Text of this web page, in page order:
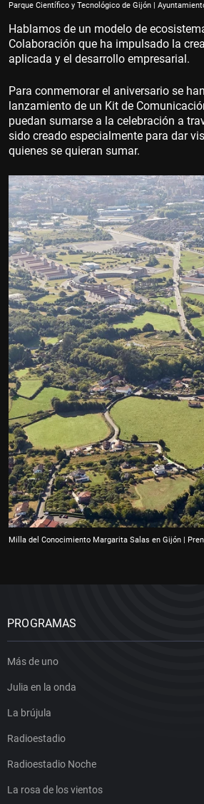
Parque Científico y Tecnológico de Gijón |
Hablamos de un modelo de
Colaboración que ha impulsado la
aplicada y el desarrollo empresarial.
Para conmemorar el aniversario se
lanzamiento de un Kit de
puedan sumarse a la celebración a
sido creado especialmente para dar
quienes se quieran sumar.
Milla del Conocimiento Margarita Salas en Gijón |
PROGRAMAS
Más de uno
Julia en la onda
La brújula
Radioestadio
Radioestadio Noche
La rosa de los vientos